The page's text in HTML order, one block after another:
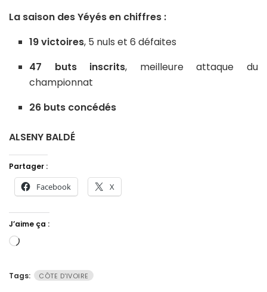
La saison des Yéyés en chiffres :
19 victoires, 5 nuls et 6 défaites
47 buts inscrits, meilleure attaque du
championnat
26 buts concédés
ALSENY BALDÉ
Partager :
Facebook X
J’aime ça :
Chargement…
Tags: CÔTE D'IVOIRE